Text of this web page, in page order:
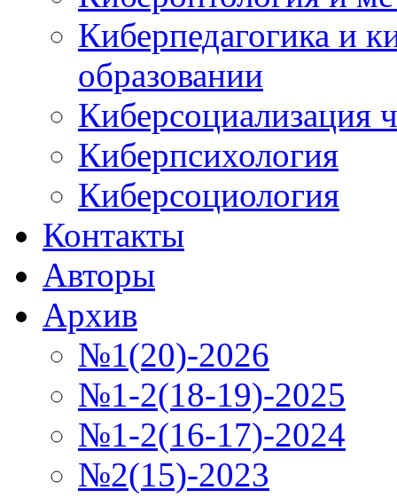
Киберпедагогика и
образовании
Киберсоциализация
Киберпсихология
Киберсоциология
Контакты
Авторы
Архив
№1(20)-2026
№1-2(18-19)-2025
№1-2(16-17)-2024
№2(15)-2023